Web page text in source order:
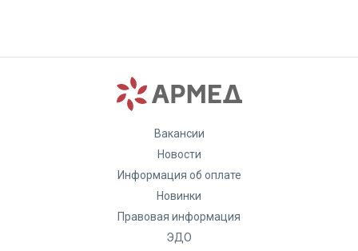
Вакансии
Новости
Информация об оплате
Новинки
Правовая информация
ЭДО